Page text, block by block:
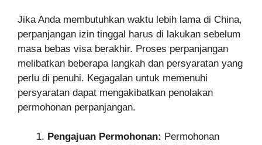
Jika Anda membutuhkan waktu lebih lama di China,
perpanjangan izin tinggal harus di lakukan sebelum
masa bebas visa berakhir. Proses perpanjangan
melibatkan beberapa langkah dan persyaratan yang
perlu di penuhi. Kegagalan untuk memenuhi
persyaratan dapat mengakibatkan penolakan
permohonan perpanjangan.
Pengajuan Permohonan: Permohonan